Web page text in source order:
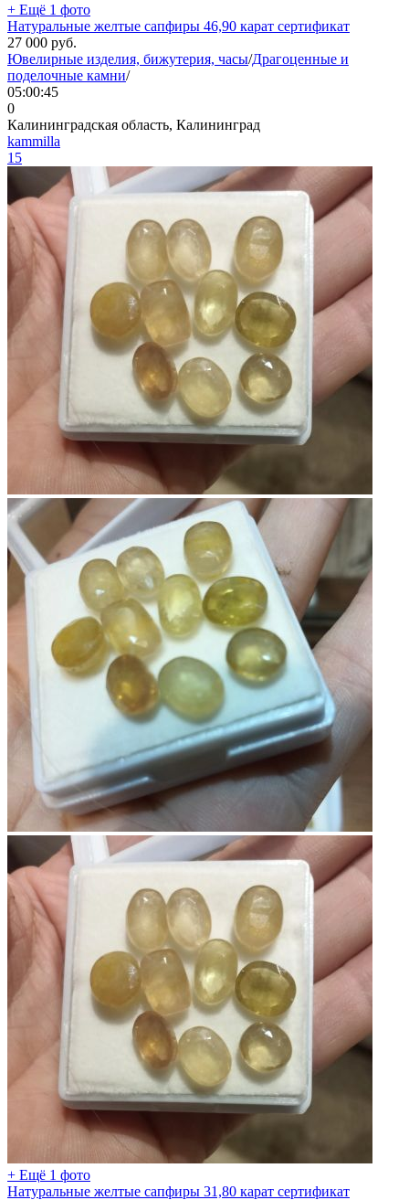
+ Ещё 1 фото
Натуральные желтые сапфиры 46,90 карат сертификат
27 000 руб.
Ювелирные изделия, бижутерия, часы/Драгоценные и
поделочные камни/
05:00:45
0
Калининградская область, Калининград
kammilla
15
+ Ещё 1 фото
Натуральные желтые сапфиры 31,80 карат сертификат